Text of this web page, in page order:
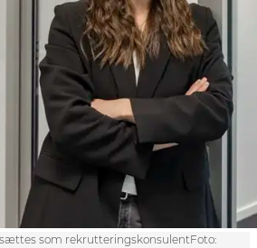
som rekrutteringskonsulentFoto: